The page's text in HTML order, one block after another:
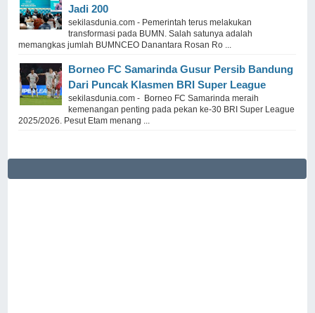
Jadi 200
sekilasdunia.com - Pemerintah terus melakukan
transformasi pada BUMN. Salah satunya adalah
memangkas jumlah BUMNCEO Danantara Rosan Ro ...
Borneo FC Samarinda Gusur Persib Bandung
Dari Puncak Klasmen BRI Super League
sekilasdunia.com - Borneo FC Samarinda meraih
kemenangan penting pada pekan ke-30 BRI Super League
2025/2026. Pesut Etam menang ...